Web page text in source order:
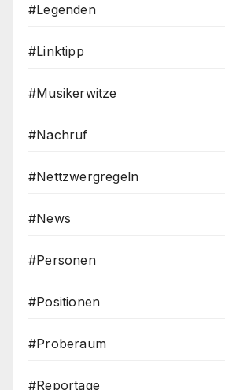
#Legenden
#Linktipp
#Musikerwitze
#Nachruf
#Nettzwergregeln
#News
#Personen
#Positionen
#Proberaum
#Reportage